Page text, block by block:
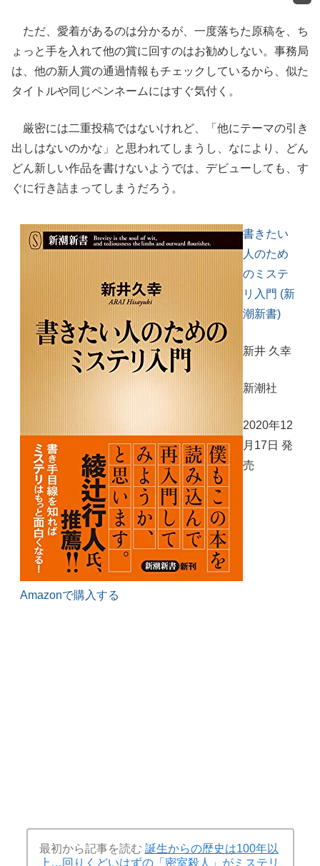
ただ、愛着があるのは分かるが、一度落ちた原稿を、ち
ょっと手を入れて他の賞に回すのはお勧めしない。事務局
は、他の新人賞の通過情報もチェックしているから、似た
タイトルや同じペンネームにはすぐ気付く。
厳密には二重投稿ではないけれど、「他にテーマの引き
出しはないのかな」と思われてしまうし、なにより、どん
どん新しい作品を書けないようでは、デビューしても、す
ぐに行き詰まってしまうだろう。
書きたい
人のため
のミステ
リ入門 (新
潮新書)
新井 久幸
新潮社
2020年12
月17日 発
売
Amazonで購入する
最初から記事を読む 誕生からの歴史は100年以
上…回りくどいはずの「密室殺人」がミステリ